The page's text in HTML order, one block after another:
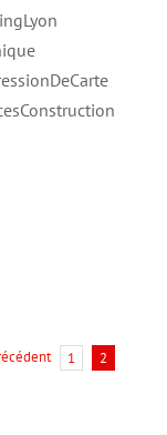
1 2